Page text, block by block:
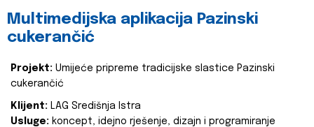
Multimedijska aplikacija Pazinski
cukerančić
Projekt: Umijeće pripreme tradicijske slastice Pazinski
cukerančić
Klijent: LAG Središnja Istra
Usluge: koncept, idejno rješenje, dizajn i programiranje